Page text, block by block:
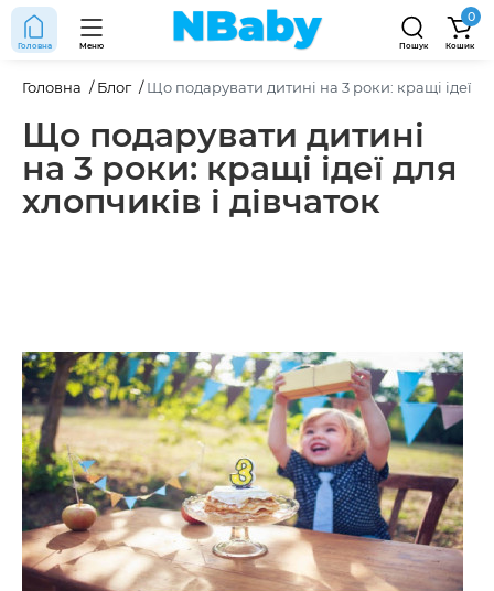
Головна Меню Пошук
0
Кошик
Головна Блог Що подарувати дитині на 3 роки: кращі ідеї
Що подарувати дитині
на 3 роки: кращі ідеї для
хлопчиків і дівчаток